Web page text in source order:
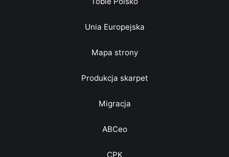
Unia Europejska
Mapa strony
Produkcja skarpet
Migracja
ABCeo
CPK